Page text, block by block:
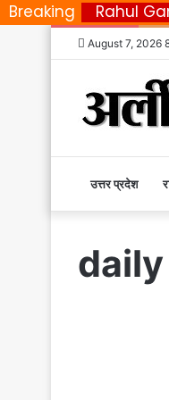
Breaking Rahul
August 7, 2026
Home
उत्तर प्रदेश